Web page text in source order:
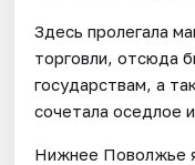
Здесь пролегала
торговли, отсюда
государствам, а
сочетала оседлое
Нижнее Поволжье